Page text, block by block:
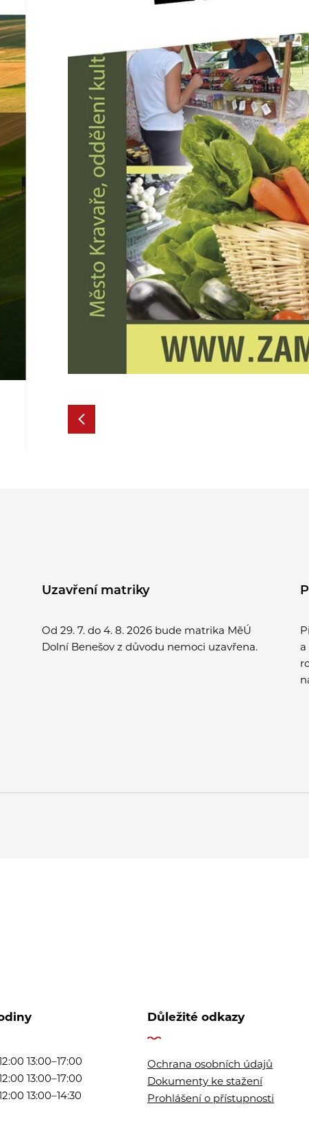
Uzavření matriky
Od 29. 7. do 4. 8. 2026 bude matrika MěÚ
Dolní Benešov z důvodu nemoci uzavřena.
a
13:00–17:00
13:00–17:00
13:00–14:30
Důležité odkazy
Ochrana osobních údajů
Dokumenty ke stažení
Prohlášení o přístupnosti